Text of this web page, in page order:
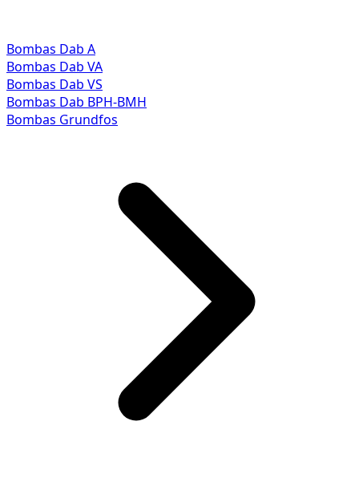
Bombas Dab A
Bombas Dab VA
Bombas Dab VS
Bombas Dab BPH-BMH
Bombas Grundfos